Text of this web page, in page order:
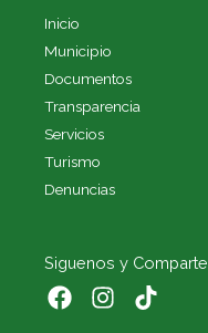
Inicio
Municipio
Documentos
Transparencia
Servicios
Turismo
Denuncias
Siguenos y Comparte